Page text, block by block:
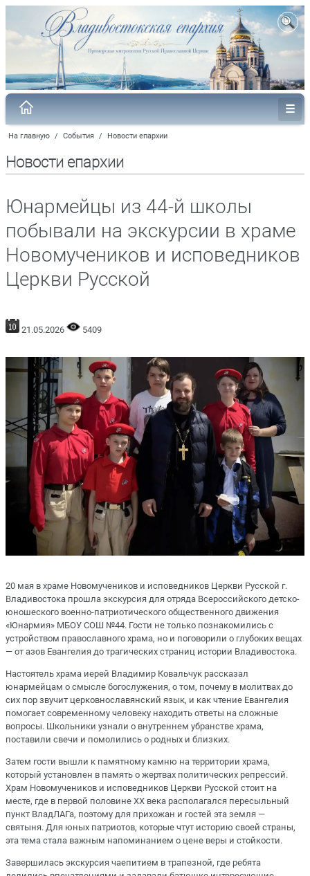
На главную / События / Новости епархии
Новости епархии
Юнармейцы из 44-й школы
побывали на экскурсии в храме
Новомучеников и исповедников
Церкви Русской
21.05.2026 5409
20 мая в храме Новомучеников и исповедников Церкви Русской г.
Владивостока прошла экскурсия для отряда Всероссийского детско-
юношеского военно-патриотического общественного движения
«Юнармия» МБОУ СОШ №44. Гости не только познакомились с
устройством православного храма, но и поговорили о глубоких вещах
— от азов Евангелия до трагических страниц истории Владивостока.
Настоятель храма иерей Владимир Ковальчук рассказал
юнармейцам о смысле богослужения, о том, почему в молитвах до
сих пор звучит церковнославянский язык, и как чтение Евангелия
помогает современному человеку находить ответы на сложные
вопросы. Школьники узнали о внутреннем убранстве храма,
поставили свечи и помолились о родных и близких.
Затем гости вышли к памятному камню на территории храма,
который установлен в память о жертвах политических репрессий.
Храм Новомучеников и исповедников Церкви Русской стоит на
месте, где в первой половине XX века располагался пересыльный
пункт ВладЛАГа, поэтому для прихожан и гостей эта земля —
святыня. Для юных патриотов, которые чтут историю своей страны,
эта тема стала важным напоминанием о цене веры и стойкости.
Завершилась экскурсия чаепитием в трапезной, где ребята